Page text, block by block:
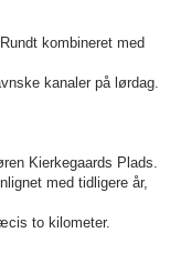
kombineret med
kanaler på lørdag.
Kierkegaards Plads.
med tidligere år,
to kilometer.